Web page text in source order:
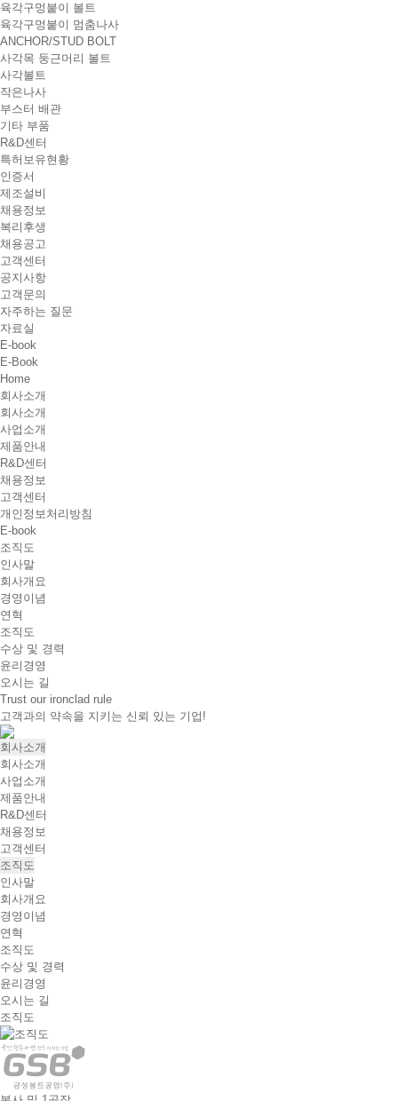
육각구멍붙이 볼트
육각구멍붙이 멈춤나사
ANCHOR/STUD BOLT
사각목 둥근머리 볼트
사각볼트
작은나사
부스터 배관
기타 부품
R&D센터
특허보유현황
인증서
제조설비
채용정보
복리후생
채용공고
고객센터
공지사항
고객문의
자주하는 질문
자료실
E-book
E-Book
Home
회사소개
회사소개
사업소개
제품안내
R&D센터
채용정보
고객센터
개인정보처리방침
E-book
조직도
인사말
회사개요
경영이념
연혁
조직도
수상 및 경력
윤리경영
오시는 길
Trust our ironclad rule
고객과의 약속을 지키는 신뢰 있는 기업!
회사소개
회사소개
사업소개
제품안내
R&D센터
채용정보
고객센터
조직도
인사말
회사개요
경영이념
연혁
조직도
수상 및 경력
윤리경영
오시는 길
조직도